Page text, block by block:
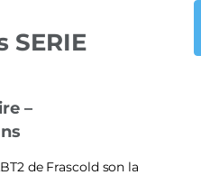
SERIE
–
de Frascold son la